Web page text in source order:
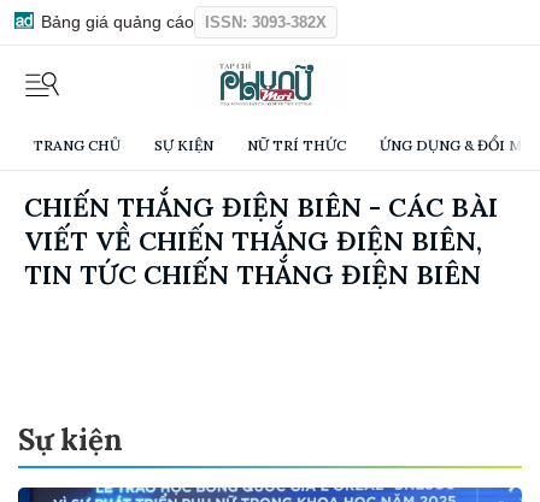
Bảng giá quảng cáo ISSN: 3093-382X
TRANG CHỦ SỰ KIỆN NỮ TRÍ THỨC ỨNG DỤNG & ĐỔI
CHIẾN THẮNG ĐIỆN BIÊN - CÁC BÀI
VIẾT VỀ CHIẾN THẮNG ĐIỆN BIÊN,
TIN TỨC CHIẾN THẮNG ĐIỆN BIÊN
Sự kiện